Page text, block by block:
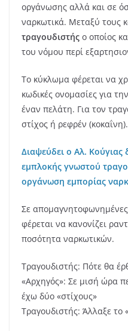
οργάνωσης αλλά και σε
ναρκωτικά. Μεταξύ τους
τραγουδιστής ο οποίος
του νόμου περί
Το κύκλωμα φέρεται να
κωδικές ονομασίες για
έναν πελάτη. Για τον
στίχος ή ρεφρέν (κοκαΐνη).
Διαψεύδει ο Αλ. Κούγιας
εμπλοκής γνωστού
οργάνωση εμπορίας
Σε
φέρεται να κανονίζει
ποσότητα ναρκωτικών.
Τραγουδιστής: Πότε θα
«Αρχηγός»: Σε μισή ώρα
έχω δύο «στίχους»
Τραγουδιστής: Άλλαξε το